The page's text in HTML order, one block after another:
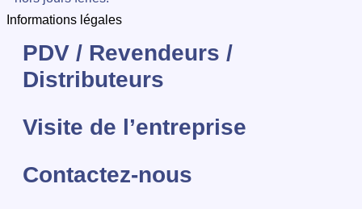
Informations légales
PDV / Revendeurs /
Distributeurs
Visite de l’entreprise
Contactez-nous